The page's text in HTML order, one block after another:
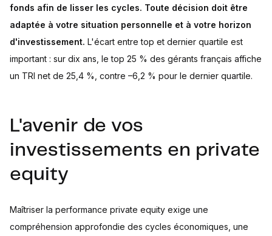
fonds afin de lisser les cycles. Toute décision doit être
adaptée à votre situation personnelle et à votre horizon
d'investissement. L'écart entre top et dernier quartile est
important : sur dix ans, le top 25 % des gérants français affiche
un TRI net de 25,4 %, contre –6,2 % pour le dernier quartile.
L'avenir de vos
investissements en private
equity
Maîtriser la performance private equity exige une
compréhension approfondie des cycles économiques, une